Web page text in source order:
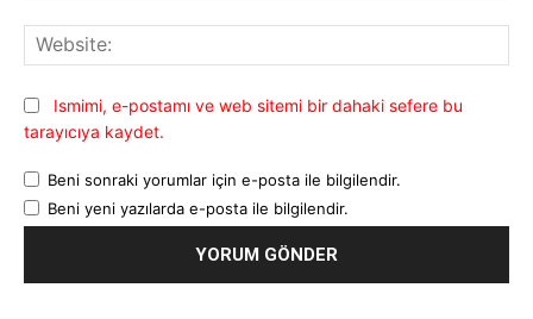
Ismimi, e-postamı ve web sitemi bir dahaki sefere bu
tarayıcıya kaydet.
Beni sonraki yorumlar için e-posta ile bilgilendir.
Beni yeni yazılarda e-posta ile bilgilendir.